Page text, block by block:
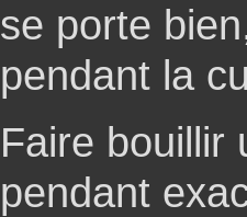
se porte
pendant la
Faire
pendant